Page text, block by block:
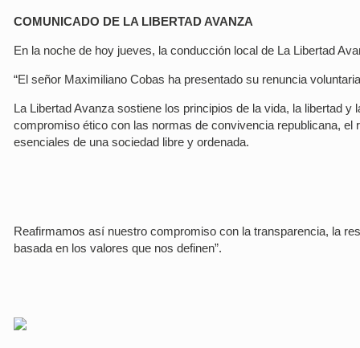
COMUNICADO DE LA LIBERTAD AVANZA
En la noche de hoy jueves, la conducción local de La Libertad
“El señor Maximiliano Cobas ha presentado su renuncia
La Libertad Avanza sostiene los principios de la vida, la libertad
compromiso ético con las normas de convivencia republicana,
esenciales de una sociedad libre y ordenada.
Reafirmamos así nuestro compromiso con la transparencia, la
basada en los valores que nos definen”.